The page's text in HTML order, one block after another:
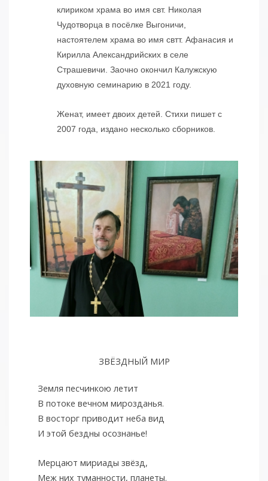
клириком храма во имя свт. Николая
Чудотворца в посёлке Выгоничи,
настоятелем храма во имя свтт. Афанасия и
Кирилла Александрийских в селе
Страшевичи. Заочно окончил Калужскую
духовную семинарию в 2021 году.
Женат, имеет двоих детей. Стихи пишет с
2007 года, издано несколько сборников.
ЗВЁЗДНЫЙ МИР
Земля песчинкою летит
В потоке вечном мирозданья.
В восторг приводит неба вид
И этой бездны осознанье!
Мерцают мириады звёзд,
Меж них туманности, планеты.